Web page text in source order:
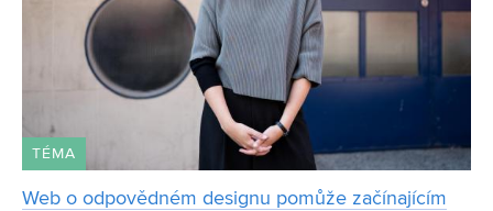
TÉMA
Web o odpovědném designu pomůže začínajícím